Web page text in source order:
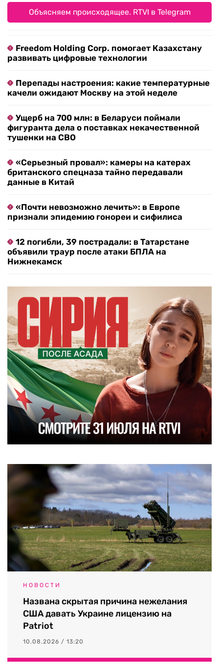
Объясняем происходящее. RTVI в Telegram
Freedom Holding Corp. помогает Казахстану
развивать цифровые технологии
Перепады настроения: какие температурные
качели ожидают Москву на этой неделе
Ущерб на 700 млн: в Беларуси поймали
фигуранта дела о поставках некачественной
тушенки на СВО
«Серьезный провал»: камеры на катерах
британского спецназа тайно передавали
данные в Китай
«Почти невозможно лечить»: в Европе
признали эпидемию гонореи и сифилиса
12 погибли, 39 пострадали: в Татарстане
объявили траур после атаки БПЛА на
Нижнекамск
НОВОСТИ
Названа скрытая причина нежелания
США давать Украине лицензию на
Patriot
10.08.2026 / 13:20